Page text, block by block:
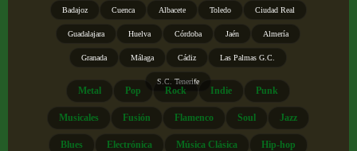
Badajoz Cuenca Albacete Toledo Ciudad Real
Guadalajara Huelva Córdoba Jaén Almería
Granada Málaga Cádiz Las Palmas G.C.
S.C. Tenerife
Metal Pop Rock Indie Punk
Musicales Fusión Flamenco Soul Jazz
Blues Electrónica Música Clásica Hip-hop